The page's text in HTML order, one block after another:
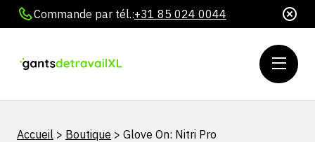
Commande par tél.:+31 85 024 0044
Accueil > Boutique > Glove On: Nitri Pro